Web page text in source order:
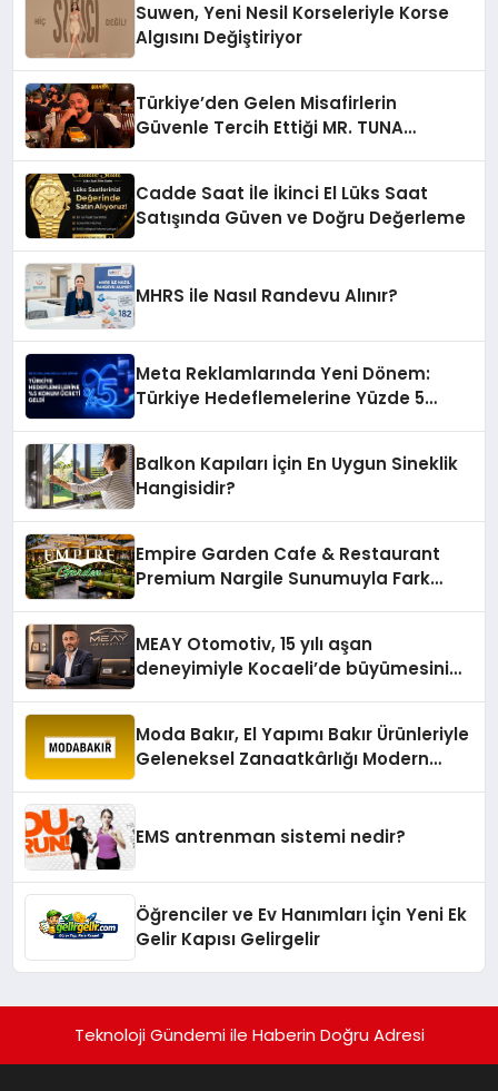
Suwen, Yeni Nesil Korseleriyle Korse
Algısını Değiştiriyor
Türkiye’den Gelen Misafirlerin
Güvenle Tercih Ettiği MR. TUNA
Cadde Saat İle İkinci El Lüks Saat
Satışında Güven ve Doğru Değerleme
MHRS ile Nasıl Randevu Alınır?
Meta Reklamlarında Yeni Dönem:
Türkiye Hedeflemelerine Yüzde 5
Balkon Kapıları İçin En Uygun Sineklik
Hangisidir?
Empire Garden Cafe & Restaurant
Premium Nargile Sunumuyla Fark
MEAY Otomotiv, 15 yılı aşan
deneyimiyle Kocaeli’de büyümesini
Moda Bakır, El Yapımı Bakır Ürünleriyle
Geleneksel Zanaatkârlığı Modern
EMS antrenman sistemi nedir?
Öğrenciler ve Ev Hanımları İçin Yeni Ek
Gelir Kapısı Gelirgelir
Teknoloji Gündemi ile Haberin Doğru Adresi